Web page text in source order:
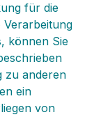
für die
können Sie
zu anderen
ein
von